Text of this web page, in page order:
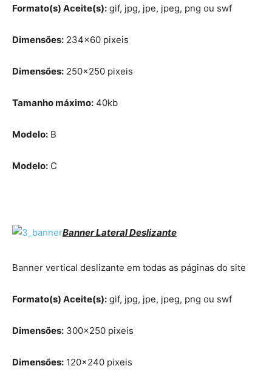
Formato(s) Aceite(s): gif, jpg, jpe, jpeg, png ou swf
Dimensões: 234×60 pixeis
Dimensões: 250×250 pixeis
Tamanho máximo: 40kb
Modelo: B
Modelo: C
Banner Lateral Deslizante
Banner vertical deslizante em todas as páginas do site
Formato(s) Aceite(s): gif, jpg, jpe, jpeg, png ou swf
Dimensões: 300×250 pixeis
Dimensões: 120×240 pixeis